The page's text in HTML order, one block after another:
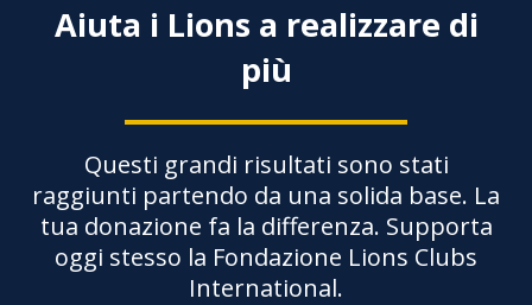
Aiuta i Lions a realizzare di
più
Questi grandi risultati sono stati
raggiunti partendo da una solida base. La
tua donazione fa la differenza. Supporta
oggi stesso la Fondazione Lions Clubs
International.